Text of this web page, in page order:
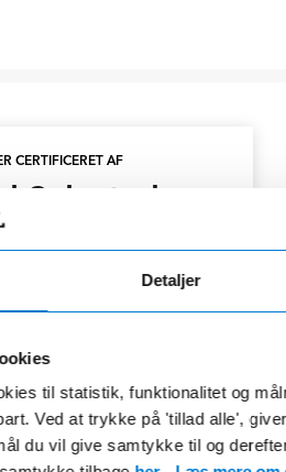
Detaljer
til statistik, funktionalitet og
Ved at trykke på 'tillad alle',
du vil give samtykke til og
CERTIFICERET AF
Selected
bil af en ekspert
efter fabriksstandard
igennem Hessel Solutions